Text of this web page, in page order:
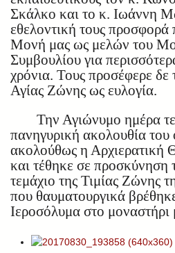
Σκάλκο και το κ. Ιωάννη
εθελοντική τους προσφορά
Μονή μας ως μελών του
Συμβουλίου για
χρόνια. Τους προσέφερε δε
Αγίας Ζώνης ως ευλογία.
Την Αγιώνυμο ημέρα
πανηγυρική ακολουθία του
ακολούθως η Αρχιερατική
και τέθηκε σε προσκύνηση
τεμάχιο της Τιμίας Ζώνης
που θαυματουργικά
Ιεροσόλυμα στο μοναστήρι